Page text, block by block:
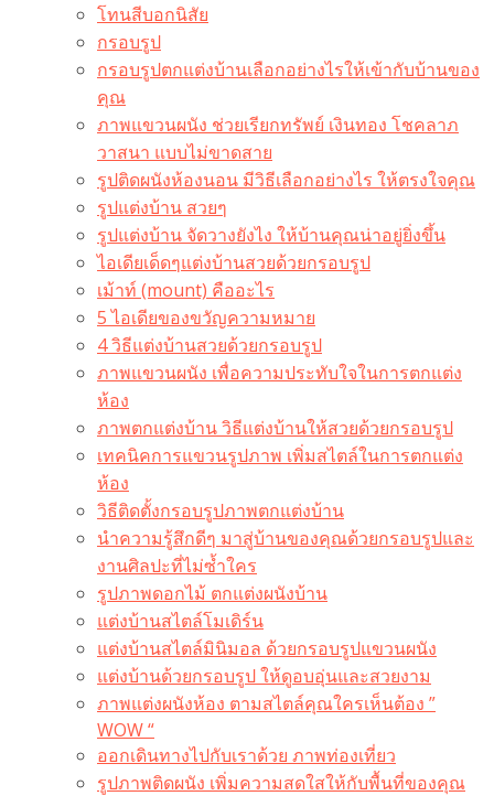
โทนสีบอกนิสัย
กรอบรูป
กรอบรูปตกแต่งบ้านเลือกอย่างไรให้เข้ากับบ้านของ
คุณ
ภาพแขวนผนัง ช่วยเรียกทรัพย์ เงินทอง โชคลาภ
วาสนา แบบไม่ขาดสาย
รูปติดผนังห้องนอน มีวิธีเลือกอย่างไร ให้ตรงใจคุณ
รูปแต่งบ้าน สวยๆ
รูปแต่งบ้าน จัดวางยังไง ให้บ้านคุณน่าอยู่ยิ่งขึ้น
ไอเดียเด็ดๆแต่งบ้านสวยด้วยกรอบรูป
เม้าท์ (mount) คืออะไร​
5 ไอเดียของขวัญความหมาย
4 วิธีแต่งบ้านสวยด้วยกรอบรูป
ภาพแขวนผนัง เพื่อความประทับใจในการตกแต่ง
ห้อง
ภาพตกแต่งบ้าน วิธีแต่งบ้านให้สวยด้วยกรอบรูป
เทคนิคการแขวนรูปภาพ เพิ่มสไตล์ในการตกแต่ง
ห้อง
วิธีติดตั้งกรอบรูปภาพตกแต่งบ้าน
นำความรู้สึกดีๆ มาสู่บ้านของคุณด้วยกรอบรูปและ
งานศิลปะที่ไม่ซ้ำใคร
รูปภาพดอกไม้ ตกแต่งผนังบ้าน
แต่งบ้านสไตล์โมเดิร์น
แต่งบ้านสไตล์มินิมอล ด้วยกรอบรูปแขวนผนัง
แต่งบ้านด้วยกรอบรูป ให้ดูอบอุ่นและสวยงาม
ภาพแต่งผนังห้อง ตามสไตล์คุณใครเห็นต้อง ”
WOW “
ออกเดินทางไปกับเราด้วย ภาพท่องเที่ยว
รูปภาพติดผนัง เพิ่มความสดใสให้กับพื้นที่ของคุณ